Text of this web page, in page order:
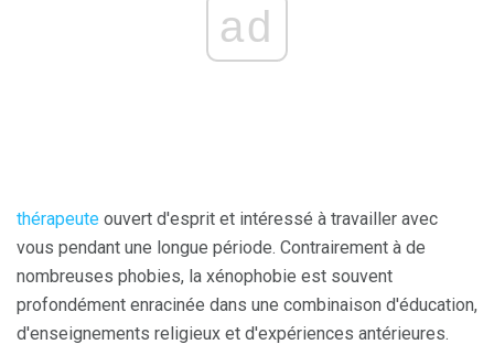
ad
thérapeute ouvert d'esprit et intéressé à travailler avec
vous pendant une longue période. Contrairement à de
nombreuses phobies, la xénophobie est souvent
profondément enracinée dans une combinaison d'éducation,
d'enseignements religieux et d'expériences antérieures.